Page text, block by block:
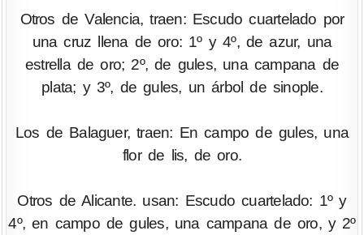
Otros de Valencia, traen: Escudo cuartelado por
una cruz llena de oro: 1º y 4º, de azur, una
estrella de oro; 2º, de gules, una campana de
plata; y 3º, de gules, un árbol de sinople.
Los de Balaguer, traen: En campo de gules, una
flor de lis, de oro.
Otros de Alicante. usan: Escudo cuartelado: 1º y
4º, en campo de gules, una campana de oro, y 2º